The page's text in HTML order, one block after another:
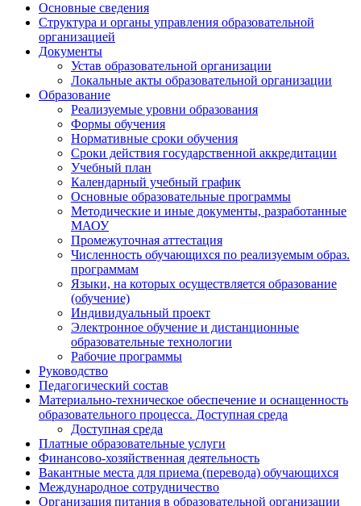
Основные сведения
Структура и органы управления образовательной
организацией
Документы
Устав образовательной организации
Локальные акты образовательной организации
Образование
Реализуемые уровни образования
Формы обучения
Нормативные сроки обучения
Сроки действия государственной аккредитации
Учебный план
Календарный учебный график
Основные образовательные программы
Методические и иные документы, разработанные
МАОУ
Промежуточная аттестация
Численность обучающихся по реализуемым образ.
программам
Языки, на которых осуществляется образование
(обучение)
Индивидуальный проект
Электронное обучение и дистанционные
образовательные технологии
Рабочие программы
Руководство
Педагогический состав
Материально-техническое обеспечение и оснащенность
образовательного процесса. Доступная среда
Доступная среда
Платные образовательные услуги
Финансово-хозяйственная деятельность
Вакантные места для приема (перевода) обучающихся
Международное сотрудничество
Организация питания в образовательной организации